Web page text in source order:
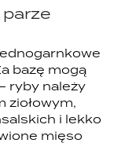
bazę mogą
ryby należy
ziołowym,
i lekko
mięso